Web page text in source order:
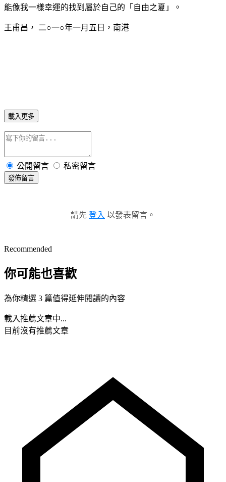
能像我一樣幸運的找到屬於自己的「自由之夏」。
王甫昌， 二○一○年一月五日，南港
載入更多
公開留言 私密留言
發佈留言
請先 登入 以發表留言。
Recommended
你可能也喜歡
為你精選 3 篇值得延伸閱讀的內容
載入推薦文章中...
目前沒有推薦文章